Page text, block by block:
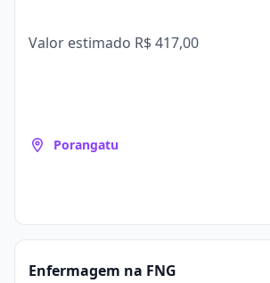
Valor estimado R$ 417,00
Porangatu
Enfermagem na FNG